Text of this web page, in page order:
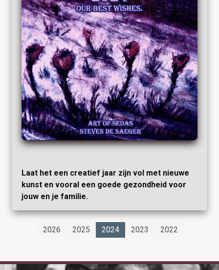
Laat het een creatief jaar zijn vol met nieuwe
kunst en vooral een goede gezondheid voor
jouw en je familie.
2026 2025 2024 2023 2022